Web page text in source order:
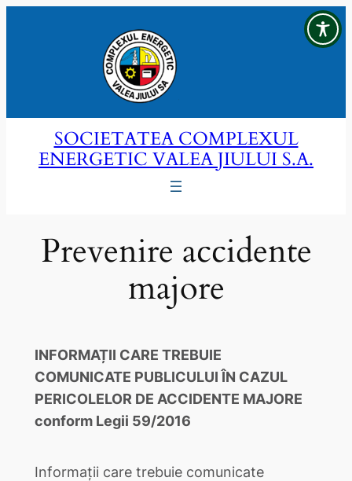
SOCIETATEA COMPLEXUL
ENERGETIC VALEA JIULUI S.A.
Prevenire accidente
majore
INFORMAȚII CARE TREBUIE
COMUNICATE PUBLICULUIÎN CAZUL
PERICOLELOR DE ACCIDENTE MAJORE
conform Legii 59/2016
Informații care trebuie comunicate